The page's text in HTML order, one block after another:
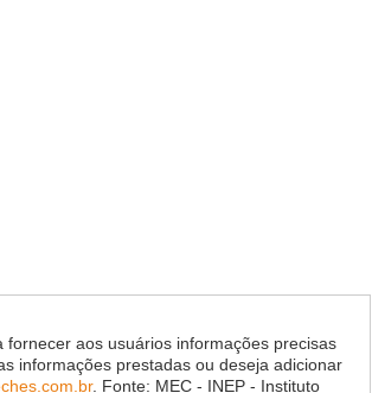
aos usuários informações precisas
informações prestadas ou deseja adicionar
. Fonte: MEC - INEP - Instituto